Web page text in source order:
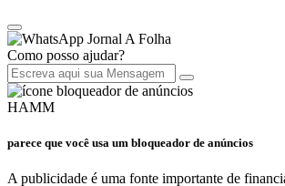
Jornal A Folha
Como posso ajudar?
HAMM
parece que você usa um bloqueador de anúncios
A publicidade é uma fonte importante de